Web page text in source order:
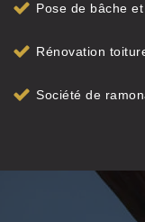
Pose de bâche
Rénovation
Société de